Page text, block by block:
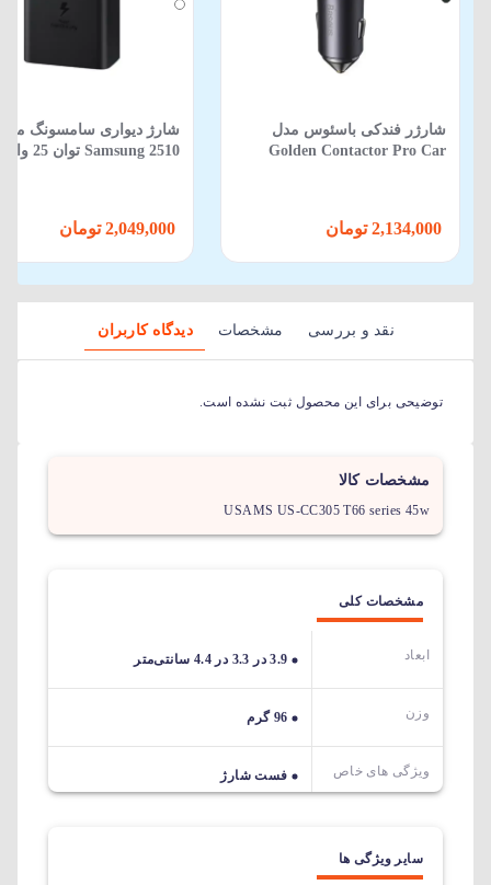
شارژر فندکی باسئوس مدل
Golden Contactor Pro Car
شارژ دیواری سامسونگ
نقد و بررسی مشخصات دیدگاه کاربران
توضیحی برای این محصول ثبت نشده است.
مشخصات کالا
USAMS US-CC305 T66 series 45w
مشخصات کلی
ابعاد 3.9 در 3.3 در 4.4 سانتی‌متر
وزن 96 گرم
ویژگی های خاص فست شارژ
سایر ویژگی ها